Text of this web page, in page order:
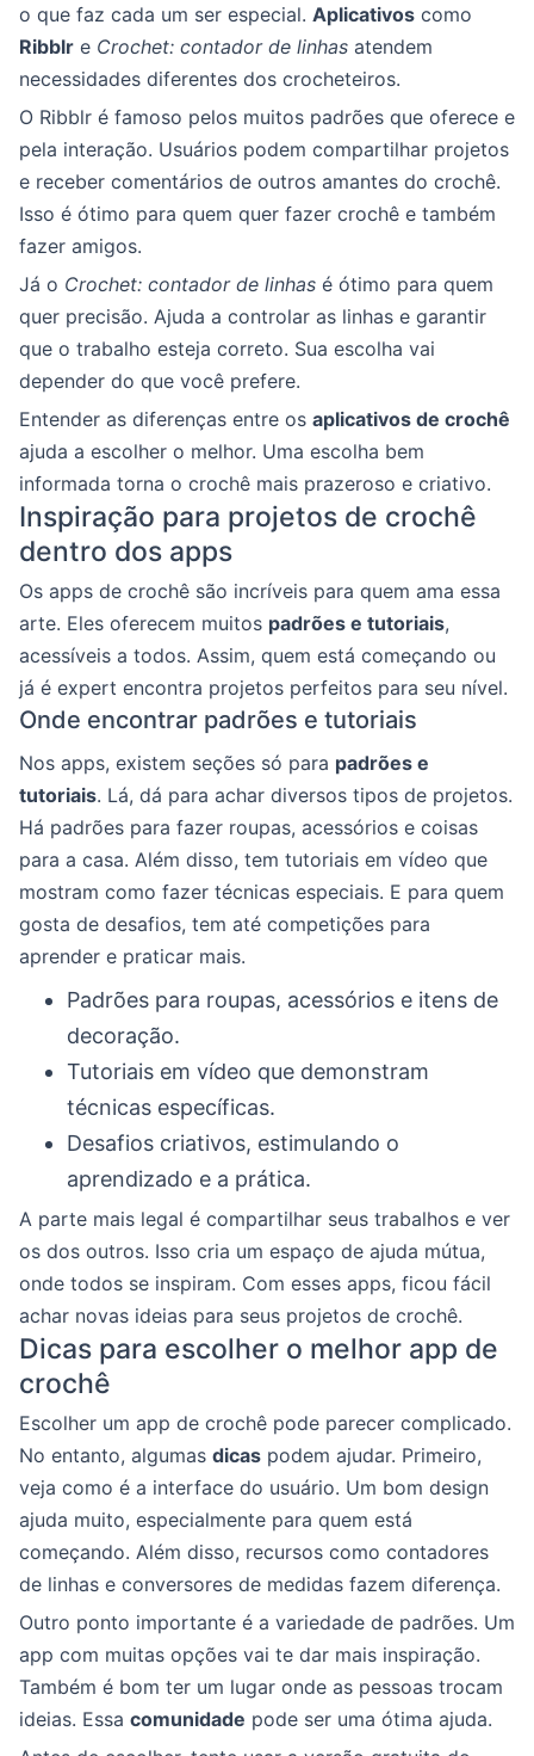
o que faz cada um ser especial. Aplicativos como
Ribblr e Crochet: contador de linhas atendem
necessidades diferentes dos crocheteiros.
O Ribblr é famoso pelos muitos padrões que oferece e
pela interação. Usuários podem compartilhar projetos
e receber comentários de outros amantes do crochê.
Isso é ótimo para quem quer fazer crochê e também
fazer amigos.
Já o Crochet: contador de linhas é ótimo para quem
quer precisão. Ajuda a controlar as linhas e garantir
que o trabalho esteja correto. Sua escolha vai
depender do que você prefere.
Entender as diferenças entre os aplicativos de crochê
ajuda a escolher o melhor. Uma escolha bem
informada torna o crochê mais prazeroso e criativo.
Inspiração para projetos de crochê
dentro dos apps
Os apps de crochê são incríveis para quem ama essa
arte. Eles oferecem muitos padrões e tutoriais,
acessíveis a todos. Assim, quem está começando ou
já é expert encontra projetos perfeitos para seu nível.
Onde encontrar padrões e tutoriais
Nos apps, existem seções só para padrões e
tutoriais. Lá, dá para achar diversos tipos de projetos.
Há padrões para fazer roupas, acessórios e coisas
para a casa. Além disso, tem tutoriais em vídeo que
mostram como fazer técnicas especiais. E para quem
gosta de desafios, tem até competições para
aprender e praticar mais.
Padrões para roupas, acessórios e itens de
decoração.
Tutoriais em vídeo que demonstram
técnicas específicas.
Desafios criativos, estimulando o
aprendizado e a prática.
A parte mais legal é compartilhar seus trabalhos e ver
os dos outros. Isso cria um espaço de ajuda mútua,
onde todos se inspiram. Com esses apps, ficou fácil
achar novas ideias para seus projetos de crochê.
Dicas para escolher o melhor app de
crochê
Escolher um app de crochê pode parecer complicado.
No entanto, algumas dicas podem ajudar. Primeiro,
veja como é a interface do usuário. Um bom design
ajuda muito, especialmente para quem está
começando. Além disso, recursos como contadores
de linhas e conversores de medidas fazem diferença.
Outro ponto importante é a variedade de padrões. Um
app com muitas opções vai te dar mais inspiração.
Também é bom ter um lugar onde as pessoas trocam
ideias. Essa comunidade pode ser uma ótima ajuda.